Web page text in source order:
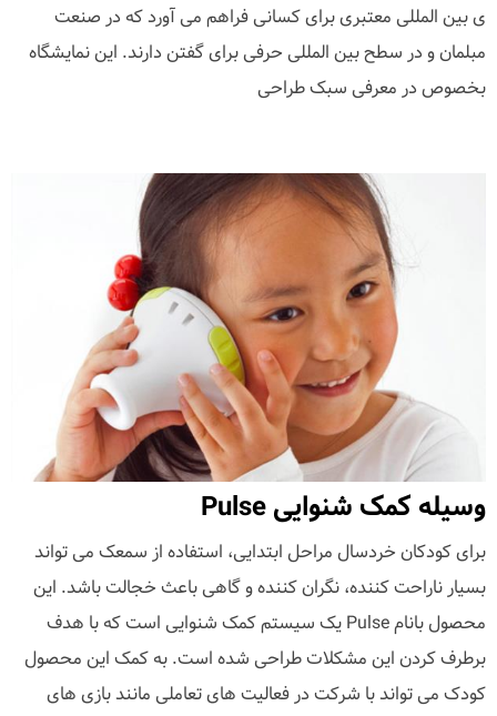
ی بین المللی معتبری برای کسانی فراهم می آورد که در صنعت
مبلمان و در سطح بین المللی حرفی برای گفتن دارند. این نمایشگاه
بخصوص در معرفی سبک طراحی
وسیله کمک شنوایی Pulse
برای کودکان خردسال مراحل ابتدایی، استفاده از سمعک می تواند
بسیار ناراحت کننده، نگران کننده و گاهی باعث خجالت باشد. این
محصول بانام Pulse یک سیستم کمک شنوایی است که با هدف
برطرف کردن این مشکلات طراحی شده است. به کمک این محصول
کودک می تواند با شرکت در فعالیت های تعاملی مانند بازی های